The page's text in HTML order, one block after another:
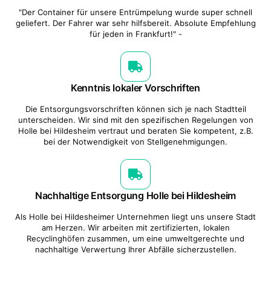
"Der Container für unsere Entrümpelung wurde super schnell
geliefert. Der Fahrer war sehr hilfsbereit. Absolute Empfehlung
für jeden in Frankfurt!" -
Kenntnis lokaler Vorschriften
Die Entsorgungsvorschriften können sich je nach Stadtteil
unterscheiden. Wir sind mit den spezifischen Regelungen von
Holle bei Hildesheim vertraut und beraten Sie kompetent, z.B.
bei der Notwendigkeit von Stellgenehmigungen.
Nachhaltige Entsorgung Holle bei Hildesheim
Als Holle bei Hildesheimer Unternehmen liegt uns unsere Stadt
am Herzen. Wir arbeiten mit zertifizierten, lokalen
Recyclinghöfen zusammen, um eine umweltgerechte und
nachhaltige Verwertung Ihrer Abfälle sicherzustellen.